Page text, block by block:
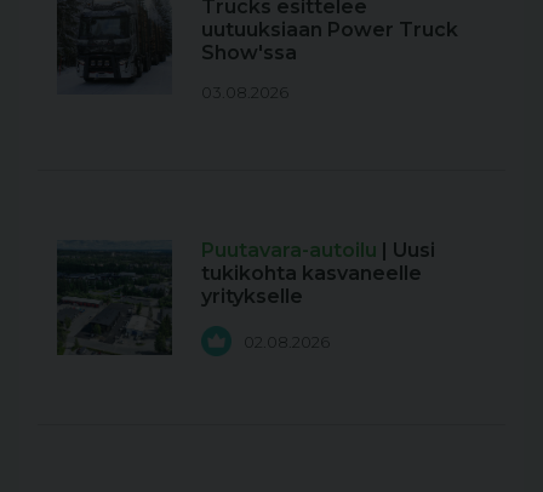
Trucks esittelee
uutuuksiaan Power Truck
Show'ssa
03.08.2026
Puutavara-autoilu
| Uusi
tukikohta kasvaneelle
yritykselle
02.08.2026